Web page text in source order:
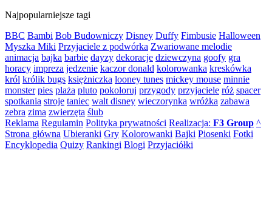
Najpopularniejsze tagi
BBC Bambi Bob Budowniczy Disney Duffy Fimbusie Halloween
Myszka Miki Przyjaciele z podwórka Zwariowane melodie
animacja bajka barbie dayzy dekoracje dziewczyna goofy gra
horacy impreza jedzenie kaczor donald kolorowanka kreskówka
król królik bugs księżniczka looney tunes mickey mouse minnie
monster pies plaża pluto pokoloruj przygody przyjaciele róż spacer
spotkania stroje taniec walt disney wieczorynka wróżka zabawa
zebra zima zwierzęta ślub
Reklama Regulamin Polityka prywatności Realizacja: F3 Group ^
Strona główna Ubieranki Gry Kolorowanki Bajki Piosenki Fotki
Encyklopedia Quizy Rankingi Blogi Przyjaciółki